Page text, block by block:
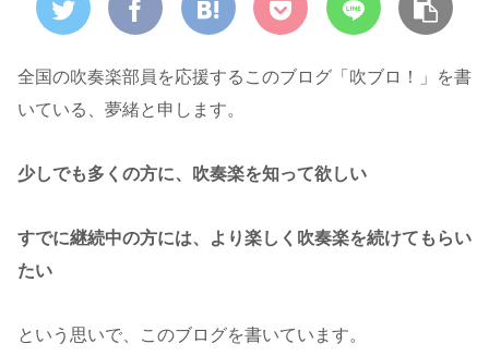
全国の吹奏楽部員を応援するこのブログ「吹ブロ！」を書
いている、夢緒と申します。
少しでも多くの方に、吹奏楽を知って欲しい
すでに継続中の方には、より楽しく吹奏楽を続けてもらい
たい
という思いで、このブログを書いています。